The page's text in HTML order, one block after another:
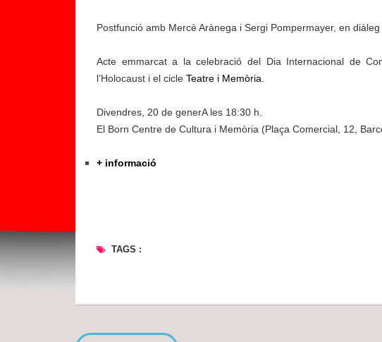
Postfunció amb Mercè Arànega i Sergi Pompermayer, en
Acte emmarcat a la celebració del Dia Internacional de
l’Holocaust i el cicle Teatre i Memòria
Divendres, 20 de generA les 18:30 h.
El Born Centre de Cultura i Memòria (Plaça Comercial, 12,
+ informació
TAGS :